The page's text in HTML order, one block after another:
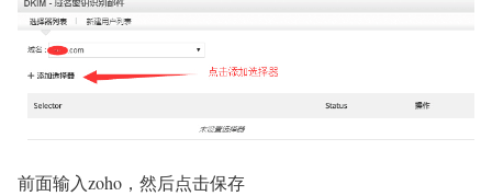
前面输入zoho，然后点击保存